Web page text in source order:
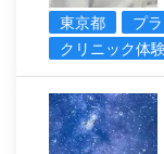
東京都 プ
クリニック体